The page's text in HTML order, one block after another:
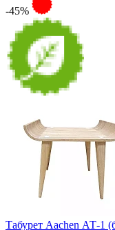
-45%
Табурет Aachen АТ-1